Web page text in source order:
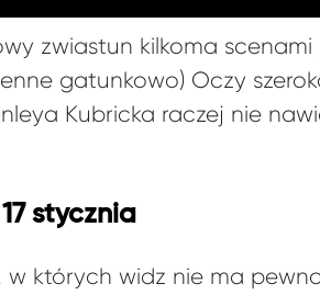
zwiastun kilkoma
gatunkowo) Oczy
Kubricka raczej nie
stycznia
których widz nie ma